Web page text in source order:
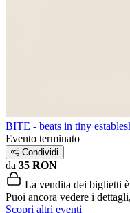
BITE - beats in tiny
Evento terminato
Condividi
da 35 RON
La vendita dei biglietti
Puoi ancora vedere i
Scopri altri eventi